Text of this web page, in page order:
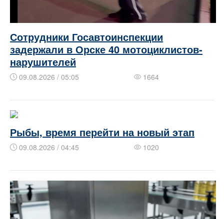
Сотрудники Госавтоинспекции
задержали в Орске 40 мотоциклистов-
нарушителей
09.08.2026 / 05:05 1664
Рыбы, время перейти на новый этап
09.08.2026 / 04:45 1020